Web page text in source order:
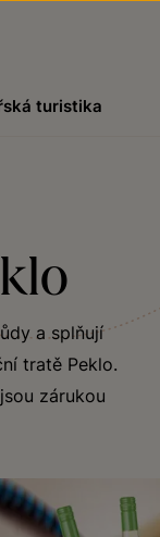
turistika
a splňují
tratě Peklo.
zárukou